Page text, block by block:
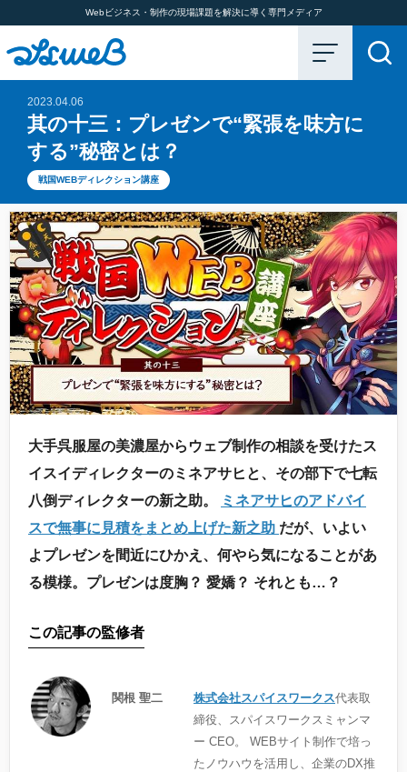
Webビジネス・制作の現場課題を解決に導く専門メディア
2023.04.06
其の十三：プレゼンで“緊張を味方に
する”秘密とは？
戦国WEBディレクション講座
大手呉服屋の美濃屋からウェブ制作の相談を受けたス
イスイディレクターのミネアサヒと、その部下で七転
八倒ディレクターの新之助。
ミネアサヒのアドバイ
スで無事に見積をまとめ上げた新之助 だが、いよい
よプレゼンを間近にひかえ、何やら気になることがあ
る模様。プレゼンは度胸？ 愛嬌？ それとも…？
この記事の監修者
関根 聖二 株式会社スパイスワークス代表取
締役、スパイスワークスミャンマ
ー CEO。 WEBサイト制作で培っ
たノウハウを活用し、企業のDX推